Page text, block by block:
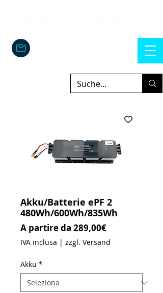
Akku/Batterie ePF 2
480Wh/600Wh/835Wh
A partire da 289,00€Prezzo
IVA inclusa | zzgl. Versand
Akku *